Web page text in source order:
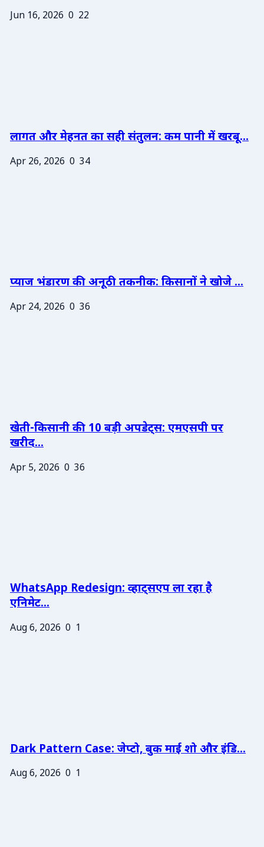
Jun 16, 2026 0 22
लागत और मेहनत का सही संतुलन: कम पानी में खरबू...
Apr 26, 2026 0 34
प्याज भंडारण की अनूठी तकनीक: किसानों ने खोजे ...
Apr 24, 2026 0 36
खेती-किसानी की 10 बड़ी अपडेट्स: एमएसपी पर
खरीद...
Apr 5, 2026 0 36
WhatsApp Redesign: व्हाट्सएप ला रहा है
एनिमेट...
Aug 6, 2026 0 1
Dark Pattern Case: जेप्टो, बुक माई शो और इंडि...
Aug 6, 2026 0 1